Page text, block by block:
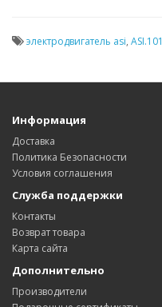
электродвигатель asi, ASI.101
Информация
Доставка
Политика Безопасности
Условия соглашения
Служба поддержки
Контакты
Возврат товара
Карта сайта
Дополнительно
Производители